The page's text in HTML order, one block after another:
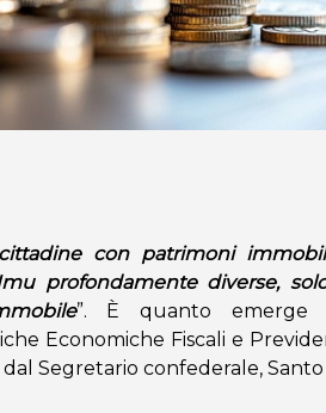
con patrimoni
profondamente diverse,
”. È quanto emerge
Economiche Fiscali e
Segretario confederale, Santo